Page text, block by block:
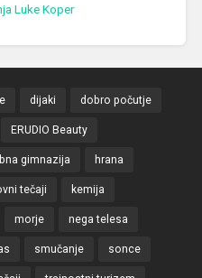
Luke Koper
dijaki dobro počutje
ERUDIO Beauty
gimnazija hrana
tečaji kemija
morje nega telesa
smučanje sonce